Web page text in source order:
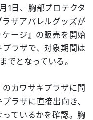
1日、胸部プロテクタ
ザアパレルグッズが
ージ』の販売を開始
ラザで、対象期間は
でとなっている。
カワサキプラザに問
ラザに直接出向き、
ているかを確認。胸